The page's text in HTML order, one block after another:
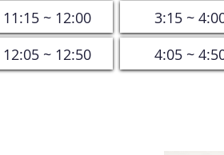
11:15 ~ 12:00
12:05 ~ 12:50
3:15 ~
4:05 ~